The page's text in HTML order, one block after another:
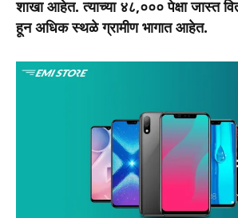
शाखा आहेत. त्याच्या ४८,००० पेक्षा जास्त
हून अधिक स्थळे ग्रामीण भागात आहेत.